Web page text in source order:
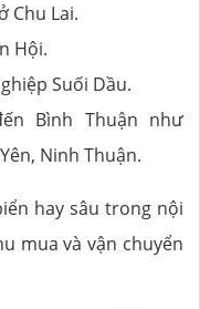
Chu Lai.
Hội.
Suối Dầu.
Bình Thuận như
Ninh Thuận.
hay sâu trong nội
mua và vận chuyển